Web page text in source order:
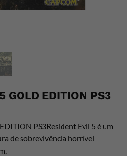
GOLD EDITION PS3
PS3Resident Evil 5 é um
de sobrevivência horrível